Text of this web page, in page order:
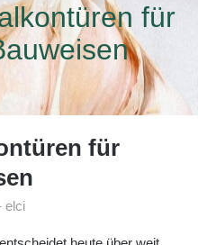
für
für
elci